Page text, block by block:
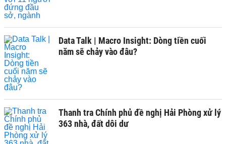
Data Talk | Macro Insight: Dòng tiền cuối
năm sẽ chảy vào đâu?
Thanh tra Chính phủ đề nghị Hải Phòng xử lý
363 nhà, đất dôi dư